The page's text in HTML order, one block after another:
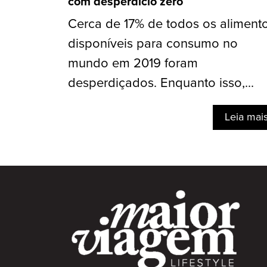
Cerca de 17% de todos os
disponíveis para consumo no
mundo em 2019 foram
desperdiçados. Enquanto isso,...
Leia